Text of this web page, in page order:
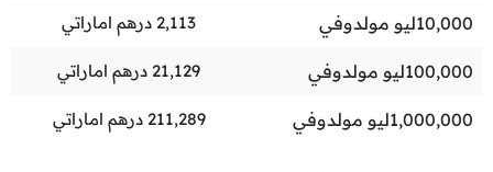
10,000ليو مولدوفي 2,113 درهم اماراتي
100,000ليو مولدوفي 21,129 درهم اماراتي
1,000,000ليو مولدوفي 211,289 درهم اماراتي